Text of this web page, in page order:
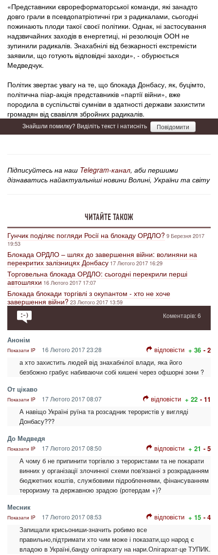
«Представники єврореформаторської команди, які занадто
довго грали в псевдопатріотичні гри з радикалами, сьогодні
пожинають плоди такої своєї політики. Однак, ні застосування
надзвичайних заходів в енергетиці, ні резолюція ООН не
зупинили радикалів. Знахабнілі від безкарності екстремісти
заявили, що готують відповідні заходи», - обурюється
Медведчук.
Політик звертає увагу на те, що блокада Донбасу, як, буцімто,
політична піар-акція представників «партії війни», вже
породила в суспільстві сумніви в здатності держави захистити
громадян від свавілля збройних радикалів.
Знайшли помилку? Виділіть текст і натисніть Повідомити
Підписуйтесь на наш Telegram-канал, аби першими
дізнаватись найактуальніші новини Волині, України та світу
ЧИТАЙТЕ ТАКОЖ
Гунчик поділяє погляди Росії на блокаду ОРДЛО? 9 Березня 2017
19:53
Блокада ОРДЛО – шлях до завершення війни: волиняни на
перекритих залізницях Донбасу 17 Лютого 2017 16:29
Торговельна блокада ОРДЛО: сьогодні перекрили перші
автошляхи 16 Лютого 2017 17:07
Блокада блокади торгівлі з окупантом - хто не хоче
завершення війни?23 Лютого 2017 13:59
Коментарів: 6
Анонім
Показати IP 16 Лютого 2017 23:28 відповісти + 36 - 2
а хто захистить людей від знахабнілої влади, яка його
безбожно грабує набиваючи собі кишені через офшорні зони ?
От цікаво
Показати IP 17 Лютого 2017 08:07 відповісти + 22 - 11
А навіщо Україні руїна та розсадник терористів у вигляді
Донбасу???
До Медведя
Показати IP 17 Лютого 2017 08:50 відповісти + 21 - 5
А чому б не припинити торгівлю з терористами та не покарати
винних у організації злочинної схеми пов'язаної з розкраданням
бюджетних коштів, службовими підробленнями, фінансуванням
тероризму та державною зрадою (ротердам +)?
Месник
Показати IP 17 Лютого 2017 08:53 відповісти + 15 - 4
Запищали крисьониши-значить робимо все
правильно,підтримати хто чим може і показати,що народ є
владою в Україні,банду олігархату на нари.Олігархат-це ТУПИК.